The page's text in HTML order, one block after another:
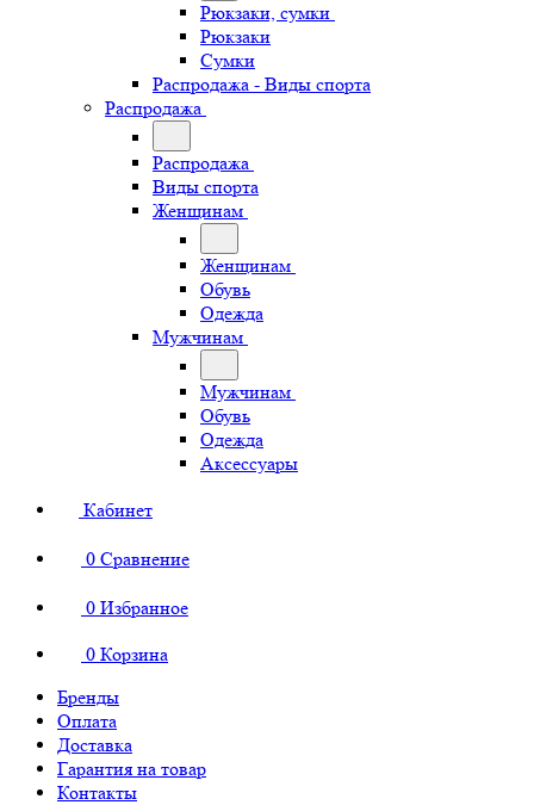
Рюкзаки, сумки
Рюкзаки
Сумки
Распродажа - Виды спорта
Распродажа
Распродажа
Виды спорта
Женщинам
Женщинам
Обувь
Одежда
Мужчинам
Мужчинам
Обувь
Одежда
Аксессуары
Кабинет
0 Сравнение
0 Избранное
0 Корзина
Бренды
Оплата
Доставка
Гарантия на товар
Контакты